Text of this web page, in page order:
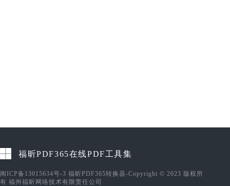
福昕PDF365在线PDF工具集
闽ICP备13015634号-3 福昕PDF365转换器-Copyright © 2023 版权所
有 福州福昕网络技术有限责任公司